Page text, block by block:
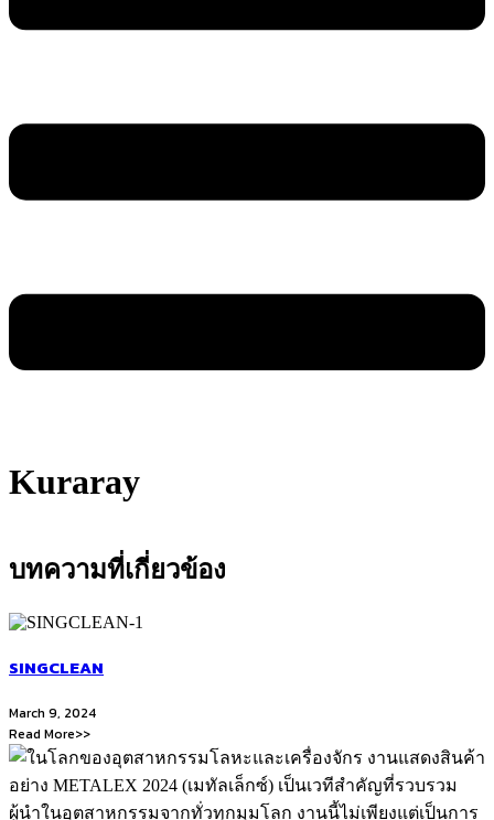
Kuraray
บทความที่เกี่ยวข้อง
SINGCLEAN
March 9, 2024
Read More>>